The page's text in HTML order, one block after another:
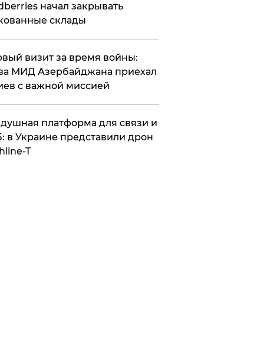
начал закрывать
склады
визит за время войны:
МИД Азербайджана приехал
с важной миссией
платформа для связи и
в Украине представили дрон
T